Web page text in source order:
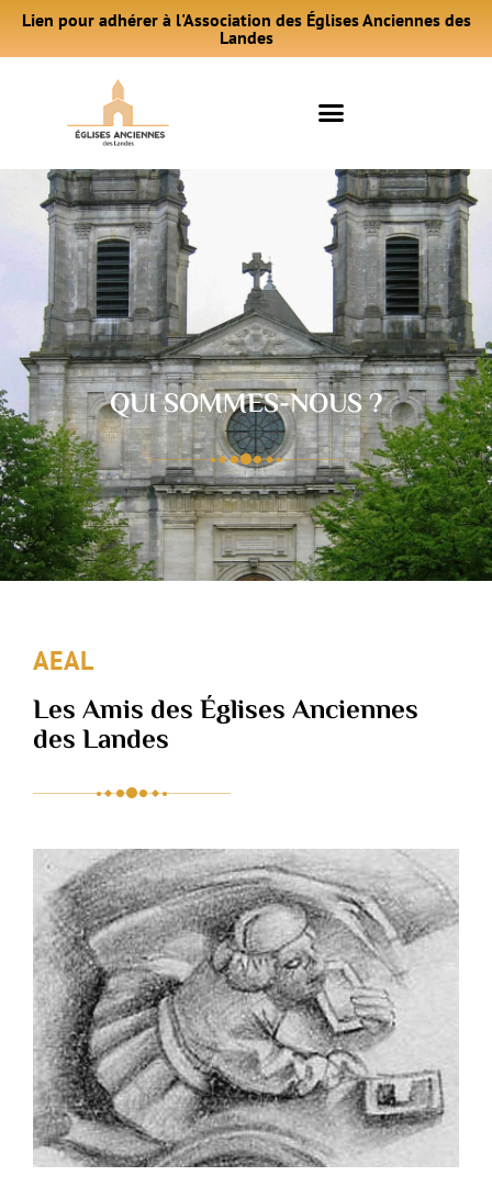
Lien pour adhérer à l'Association des Églises Anciennes des
Landes
QUI SOMMES-NOUS ?
AEAL
Les Amis des Églises Anciennes
des Landes